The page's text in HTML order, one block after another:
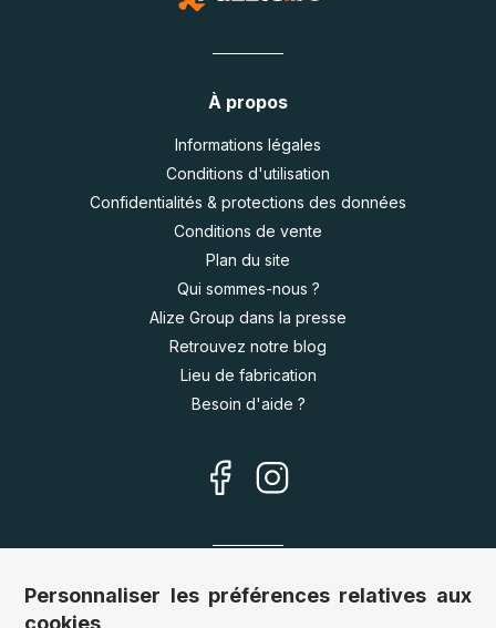
À propos
Informations légales
Conditions d'utilisation
Confidentialités & protections des données
Conditions de vente
Plan du site
Qui sommes-nous ?
Alize Group dans la presse
Retrouvez notre blog
Lieu de fabrication
Besoin d'aide ?
Nos sites
Personnaliser les préférences relatives aux
cookies